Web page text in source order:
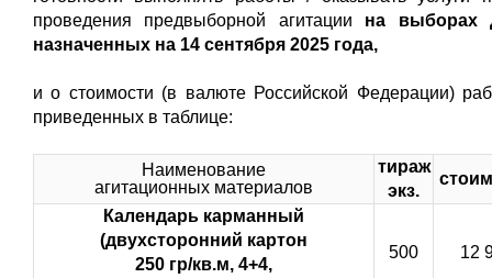
проведения предвыборной агитации на выборах
назначенных на 14 сентября 2025 года,
и о стоимости (в валюте Российской Федерации)
приведенных в таблице:
Наименование
агитационных материалов
тираж
экз.
Календарь карманный
(двухсторонний картон
250 гр/кв.м, 4+4,
500 12